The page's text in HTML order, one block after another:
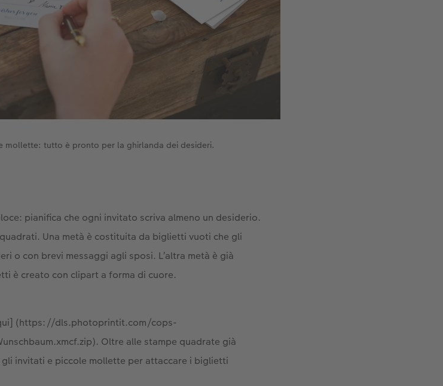
mollette: tutto è pronto per la ghirlanda dei desideri.
pianifica che ogni invitato scriva almeno un desiderio.
Una metà è costituita da biglietti vuoti che gli
o con brevi messaggi agli sposi. L’altra metà è già
è creato con clipart a forma di cuore.
(https://dls.photoprintit.com/cops-
Oltre alle stampe quadrate già
invitati e piccole mollette per attaccare i biglietti